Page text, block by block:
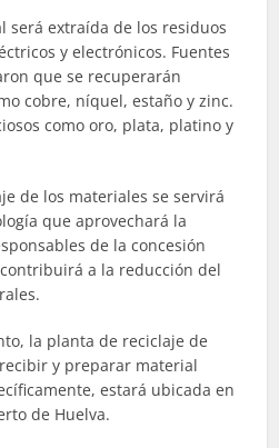
será extraída de los residuos
y electrónicos. Fuentes
que se recuperarán
cobre, níquel, estaño y zinc.
como oro, plata, platino y
de los materiales se servirá
que aprovechará la
de la concesión
a la reducción del
la planta de reciclaje de
y preparar material
estará ubicada en
de Huelva.